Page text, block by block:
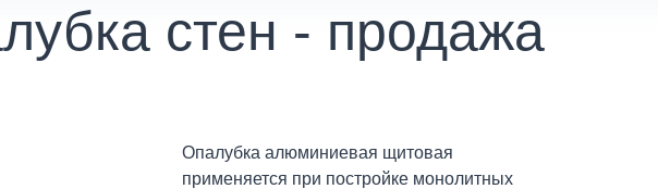
стен - продажа
Опалубка алюминиевая щитовая
применяется при постройке монолитных